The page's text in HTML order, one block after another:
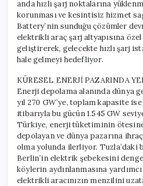
anda hızlı şarj noktalarına
korunması ve kesintisiz hizmet
Battery’nin sunduğu çözümler
elektrikli araç şarj altyapısına
geliştirerek, gelecekte hızlı şarj
hale gelmeyi hedefliyor.
KÜRESEL ENERJİ PAZARINDA
Enerji depolama alanında dünya
yıl 270 GW’ye, toplam kapasite ise
itibarıyla bu gücün 1.545 GW
Türkiye, enerji tüketiminin
depolayan ve dünya pazarına
olma yolunda ilerliyor. Tuzla’daki
Berlin’in elektrik şebekesini
köylerin aydınlanmasına
elektrikli aracınızın menzilini